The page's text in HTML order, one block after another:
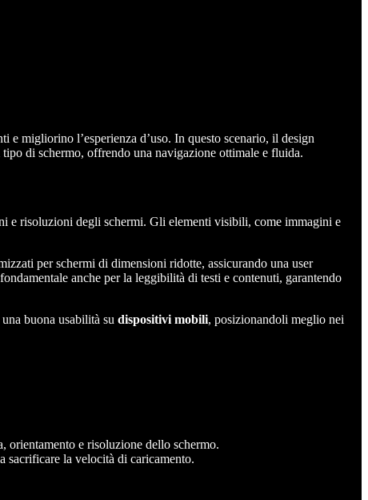
migliorino l’esperienza d’uso. In questo scenario, il design
di schermo, offrendo una navigazione ottimale e fluida.
e risoluzioni degli schermi. Gli elementi visibili, come immagini e
per schermi di dimensioni ridotte, assicurando una user
anche per la leggibilità di testi e contenuti, garantendo
buona usabilità su dispositivi mobili, posizionandoli meglio nei
orientamento e risoluzione dello schermo.
sacrificare la velocità di caricamento.